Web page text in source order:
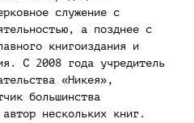
служение с
а позднее с
книгоиздания и
С 2008 года учредитель
«Никея»,
большинства
нескольких книг.